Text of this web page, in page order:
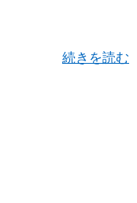
続きを読む